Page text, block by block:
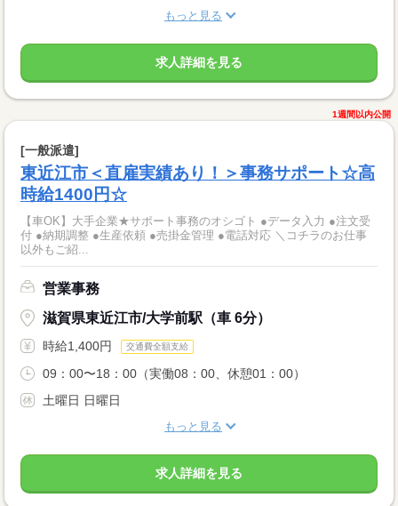
もっと見る
求人詳細を見る
1週間以内公開
[一般派遣]
東近江市＜直雇実績あり！＞事務サポート☆高
時給1400円☆
【車OK】大手企業★サポート事務のオシゴト ●データ入力 ●注文受
付 ●納期調整 ●生産依頼 ●売掛金管理 ●電話対応 ＼コチラのお仕事
以外もご紹...
営業事務
滋賀県東近江市/大学前駅（車 6分）
時給1,400円 交通費全額支給
09：00〜18：00（実働08：00、休憩01：00）
土曜日 日曜日
もっと見る
求人詳細を見る